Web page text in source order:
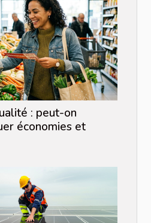
: peut-on
économies et